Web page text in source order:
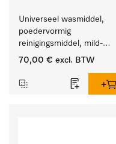
Universeel wasmiddel,
poedervormig
reinigingsmiddel, mild-
alkalisch, 20 kg voor het
en kleurechte bonte was.
70,00 € excl. BTW